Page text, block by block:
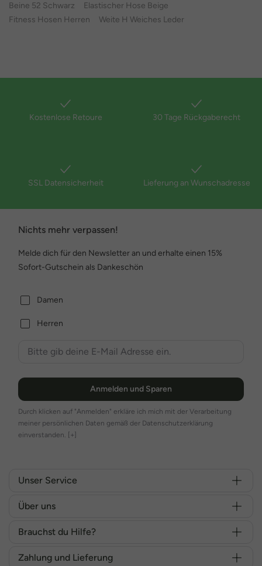
Beine 52 Schwarz
Elastischer Hose Beige
Fitness Hosen Herren
Weite H Weiches Leder
Kostenlose Retoure 30 Tage Rückgaberecht
SSL Datensicherheit Lieferung an Wunschadresse
Nichts mehr verpassen!
Melde dich für den Newsletter an und erhalte einen 15%
Sofort-Gutschein als Dankeschön
Damen
Herren
Anmelden und Sparen
Durch klicken auf "Anmelden" erkläre ich mich mit der Verarbeitung
meiner persönlichen Daten gemäß der Datenschutzerklärung
einverstanden. [+]
Unser Service
Über uns
Brauchst du Hilfe?
Zahlung und Lieferung